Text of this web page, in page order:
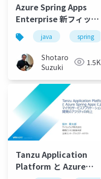
Azure Spring Apps
Enterprise 新フィット
ネスアプリのご紹介 -
Azure OpenAI Service
による AI アシスタント
追加他 -
java spring
Shotaro
Suzuki
1.5K
Tanzu Application
Platform と Azure